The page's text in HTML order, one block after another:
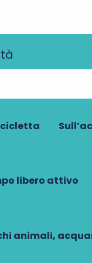
libero attivo
animali,